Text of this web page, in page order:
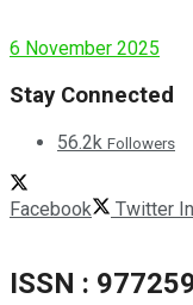
6 November 2025
Stay Connected
56.2k Followers
Facebook Twitter
ISSN :